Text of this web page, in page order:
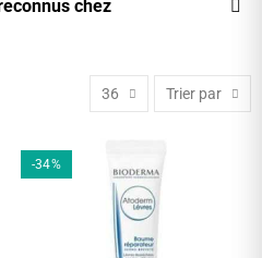
chez
36 Trier par
-34%